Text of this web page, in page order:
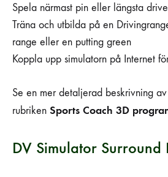
Spela närmast pin eller längsta drive
Träna och utbilda på en
range eller en putting green
Koppla upp simulatorn på Internet
Se en mer detaljerad beskrivning
rubriken Sports Coach 3D
DV Simulator Surround